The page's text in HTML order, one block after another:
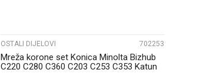
OSTALI DIJELOVI 702253
Mreža korone set Konica Minolta Bizhub
C220 C280 C360 C203 C253 C353 Katun